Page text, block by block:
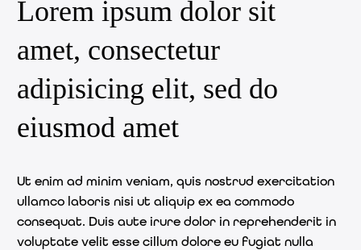
Lorem ipsum dolor sit
amet, consectetur
adipisicing elit, sed do
eiusmod amet
Ut enim ad minim veniam, quis nostrud exercitation
ullamco laboris nisi ut aliquip ex ea commodo
consequat. Duis aute irure dolor in reprehenderit in
voluptate velit esse cillum dolore eu fugiat nulla